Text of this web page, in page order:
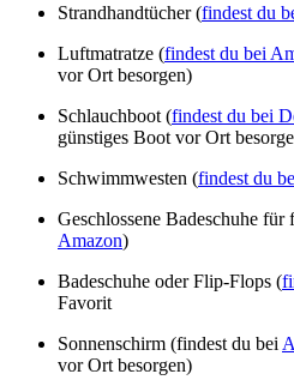
Strandhandtücher (findest du
Luftmatratze (findest du bei
vor Ort besorgen)
Schlauchboot (findest du bei
günstiges Boot vor Ort
Schwimmwesten (findest du
Geschlossene Badeschuhe für
Amazon)
Badeschuhe oder Flip-Flops (
Favorit
Sonnenschirm (findest du bei
vor Ort besorgen)